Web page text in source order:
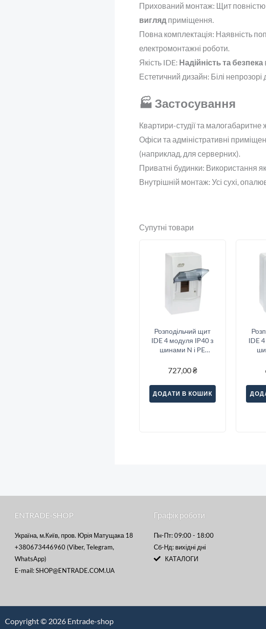
Прихований монтаж: Щит повністю
вигляд приміщення.
Повна комплектація: Наявність
електромонтажні роботи.
Якість IDE: Надійність та безпека
Естетичний дизайн: Білі
🏭 Застосування
Квартири-студії та
Офіси та адміністративні
(наприклад, для серверних).
Приватні будинки: Використання
Внутрішній монтаж: Усі сухі,
Супутні товари
Розподільчий щит
IDE 4 модуля IP40 з
шинами N і PE
727,00₴
ДОДАТИ В КОШИК
IDE
ENTRADE-SHOP
Україна, м.Київ, пров. Юрія Матущака 18
+380673446960 (Viber, Telegram,
WhatsApp)
E-mail: SHOP@ENTRADE.COM.UA
Графік роботи
Пн-Пт: 09:00 - 18:00
Сб-Нд: вихідні дні
КАТАЛОГИ
Copyright © 2026 Entrade-shop